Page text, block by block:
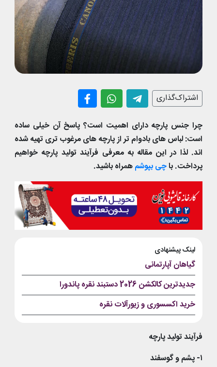
اشتراک‌گذاری
چرا جنس پارچه دارای اهمیت است؟ پاسخ آن خیلی ساده
است: لباس های بادوام تر از پارچه های مرغوب تری تهیه شده
اند. لذا در این مقاله به معرفی فرآیند تولید پارچه خواهیم
پرداخت. باچی بپوشمهمراه باشید.
لینک پیشنهادی
گیاهان آپارتمانی
جدیدترین کالکشن 2026 دستبند نقره پاندورا
خرید اکسسوری و زیورآلات نقره
فرآیند تولید پارچه
۱- پشم و گوسفند